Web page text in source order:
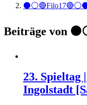
Beiträge von
23. Spieltag
Ingolstadt